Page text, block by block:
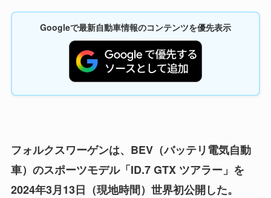
Googleで最新自動車情報のコンテンツを優先表示
フォルクスワーゲンは、BEV（バッテリ電気自動
車）のスポーツモデル「ID.7 GTX ツアラー」を
2024年3月13日（現地時間）世界初公開した。